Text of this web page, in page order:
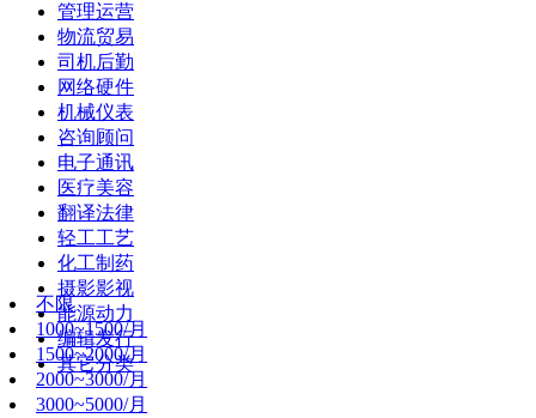
管理运营
物流贸易
司机后勤
网络硬件
机械仪表
咨询顾问
电子通讯
医疗美容
翻译法律
轻工工艺
化工制药
摄影影视
能源动力
编辑发行
其它分类
不限
1000~1500/月
1500~2000/月
2000~3000/月
3000~5000/月